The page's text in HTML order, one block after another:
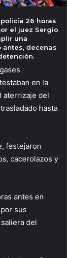
26 horas
el juez Sergio
una
antes, decenas
en la
aterrizaje del
hasta
festejaron
cacerolazos y
antes en
sus
del